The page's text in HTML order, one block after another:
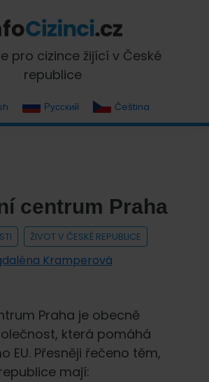
pro cizince žijící v České
republice
Русский Čeština
centrum Praha
ŽIVOT V ČESKÉ REPUBLICE
Kramperová
Praha je obecně
která pomáhá
EU. Přesněji řečeno těm,
mají: